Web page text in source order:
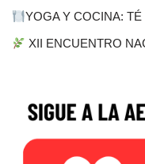
YOGA Y COCINA:
XII ENCUENTRO